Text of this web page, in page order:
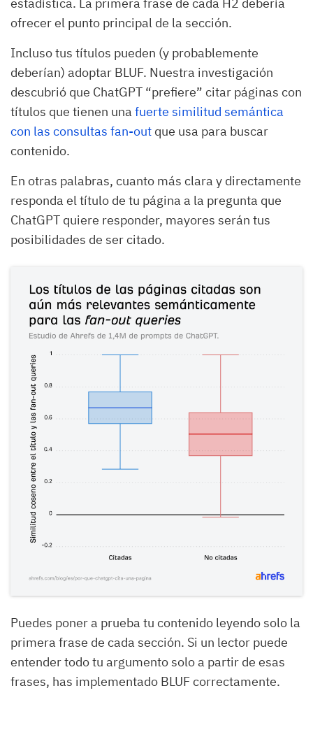
ofrecer el punto principal de la sección.
Incluso tus títulos pueden (y probablemente
deberían) adoptar BLUF. Nuestra investigación
descubrió que ChatGPT “prefiere” citar páginas con
títulos que tienen una fuerte similitud semántica
con las consultas fan-out que usa para buscar
contenido.
En otras palabras, cuanto más clara y directamente
responda el título de tu página a la pregunta que
ChatGPT quiere responder, mayores serán tus
posibilidades de ser citado.
Puedes poner a prueba tu contenido leyendo solo la
primera frase de cada sección. Si un lector puede
entender todo tu argumento solo a partir de esas
frases, has implementado BLUF correctamente.